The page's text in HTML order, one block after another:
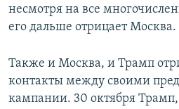
несмотря на все
его дальше отрицает Москва.
Также и Москва, и Трамп
контакты между своими
кампании. 30 октября Трамп,